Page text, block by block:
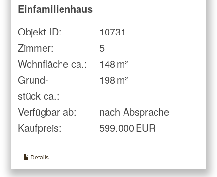
Einfamilienhaus
Objekt ID:
10731
Zimmer:
5
Wohnfläche ca.:
148 m²
Grund­
stück ca.:
198 m²
Verfügbar ab:
nach Absprache
Kaufpreis:
599.000 EUR
Details